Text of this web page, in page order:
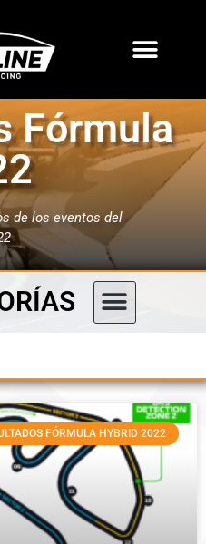
Fórmula
de los eventos del
FÓRMULA HYBRID 2022